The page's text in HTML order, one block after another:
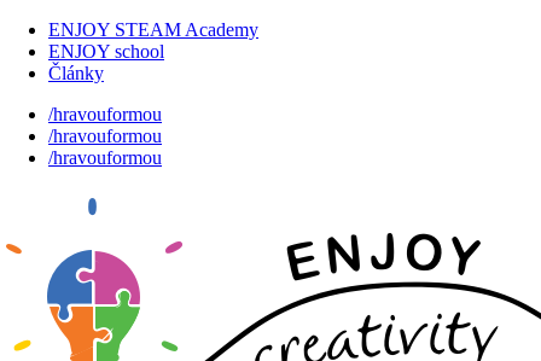
ENJOY STEAM Academy
ENJOY school
Články
/hravouformou
/hravouformou
/hravouformou